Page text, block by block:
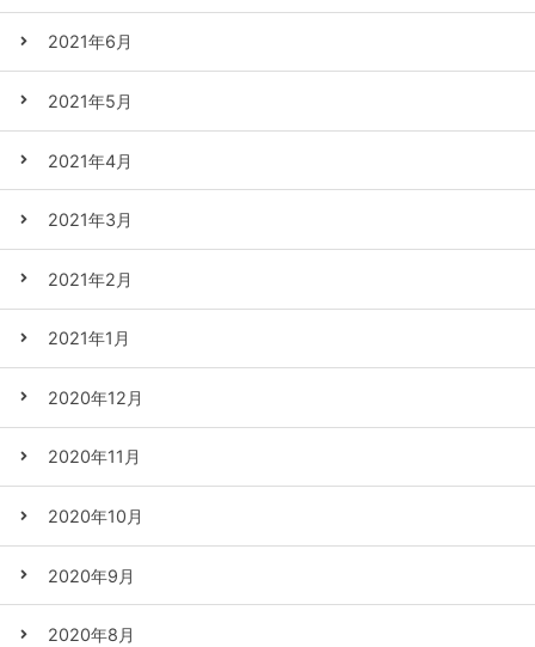
2021年6月
2021年5月
2021年4月
2021年3月
2021年2月
2021年1月
2020年12月
2020年11月
2020年10月
2020年9月
2020年8月